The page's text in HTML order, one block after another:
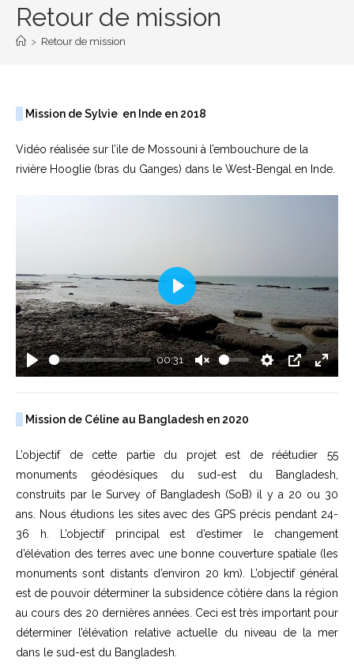
Retour de mission
> Retour de mission
Mission de Sylvie en Inde en 2018
Vidéo réalisée sur l’ile de Mossouni à l’embouchure de la
rivière Hooglie (bras du Ganges) dans le West-Bengal en Inde.
P
a
00:31
U
S
s
P
E
l
s
c
r
e
e
n
P
l
a
y
Mission de Céline au Bangladesh en 2020
L’objectif de cette partie du projet est de réétudier 55
monuments géodésiques du sud-est du Bangladesh,
construits par le Survey of Bangladesh (SoB) il y a 20 ou 30
ans. Nous étudions les sites avec des GPS précis pendant 24-
36 h. L’objectif principal est d’estimer le changement
d’élévation des terres avec une bonne couverture spatiale (les
monuments sont distants d’environ 20 km). L’objectif général
est de pouvoir déterminer la subsidence côtière dans la région
au cours des 20 dernières années. Ceci est très important pour
déterminer l’élévation relative actuelle du niveau de la mer
dans le sud-est du Bangladesh.